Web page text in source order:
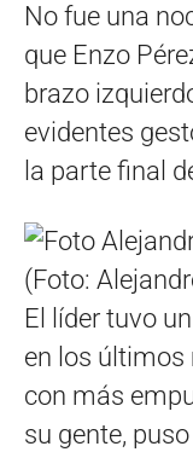
No fue una
que Enzo
brazo
evidentes
la parte final
(Foto:
El líder tuvo
en los últimos
con más
su gente,